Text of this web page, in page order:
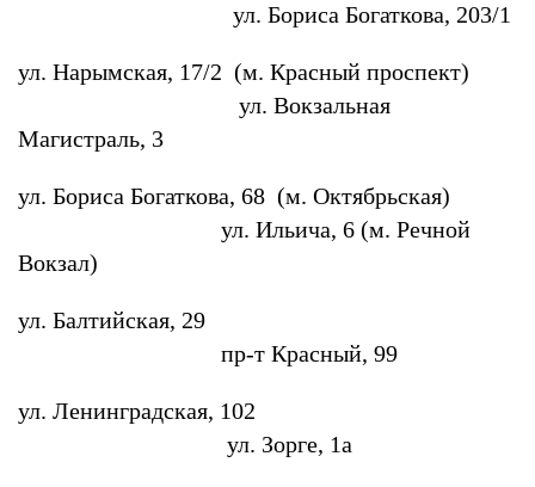
ул. Бориса Богаткова, 203/1
ул. Нарымская, 17/2 (м. Красный проспект)
ул. Вокзальная
Магистраль, 3
ул. Бориса Богаткова, 68 (м. Октябрьская)
ул. Ильича, 6 (м. Речной
Вокзал)
ул. Балтийская, 29
пр-т Красный, 99
ул. Ленинградская, 102
ул. Зорге, 1а